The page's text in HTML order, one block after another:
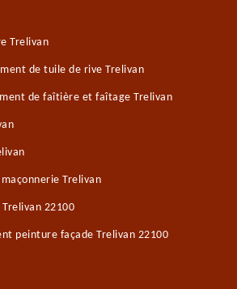
Trelivan
de tuile de rive Trelivan
de faîtière et faîtage Trelivan
Trelivan
22100
peinture façade Trelivan 22100